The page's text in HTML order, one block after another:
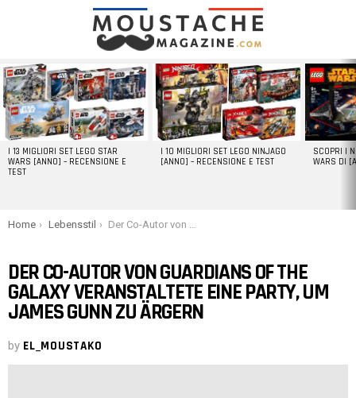
LATEST
STORIES
I 13 MIGLIORI SET LEGO STAR
WARS [ANNO] – RECENSIONE E
TEST
I 10 MIGLIORI SET LEGO NINJAGO
[ANNO] – RECENSIONE E TEST
SCOPRI I
WARS DI
You are here:
Home Lebensstil Der Co-Autor von Guardians of the Galaxy veranstaltete eine Party, um James Gunn zu ärgern
DER CO-AUTOR VON GUARDIANS OF THE
GALAXY VERANSTALTETE EINE PARTY, UM
JAMES GUNN ZU ÄRGERN
by EL_MOUSTAKO